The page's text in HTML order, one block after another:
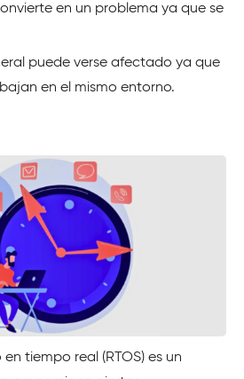
en un problema ya que se
puede verse afectado ya que
en el mismo entorno.
tiempo real (RTOS) es un